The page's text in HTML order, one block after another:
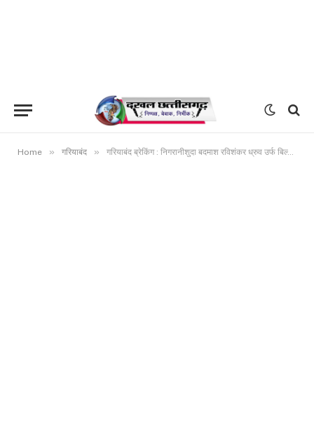
Home » गरियाबंद » गरियाबंद ब्रेकिंग : निगरानीशुदा बदमाश रविशंकर ध्रुव उर्फ बिल्ला की पीट पीट कर हत्या